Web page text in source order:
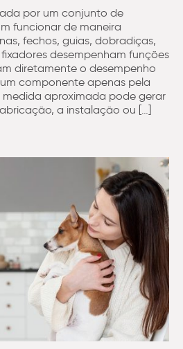
por um conjunto de
funcionar de maneira
fechos, guias, dobradiças,
desempenham funções
diretamente o desempenho
um componente apenas pela
aproximada pode gerar
a instalação ou […]